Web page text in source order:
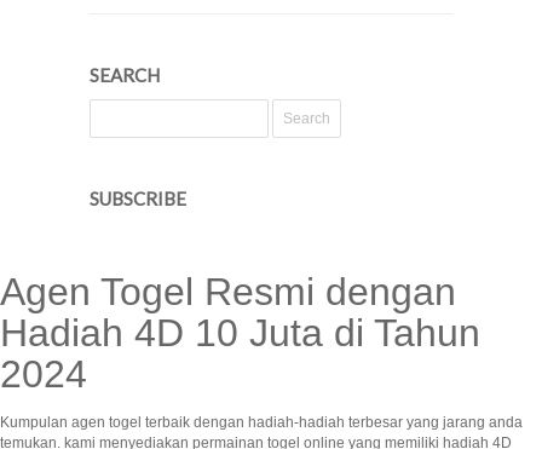
SEARCH
SUBSCRIBE
Agen Togel Resmi dengan
Hadiah 4D 10 Juta di Tahun
2024
Kumpulan agen togel terbaik dengan hadiah-hadiah terbesar yang jarang anda
temukan. kami menyediakan permainan togel online yang memiliki hadiah 4D